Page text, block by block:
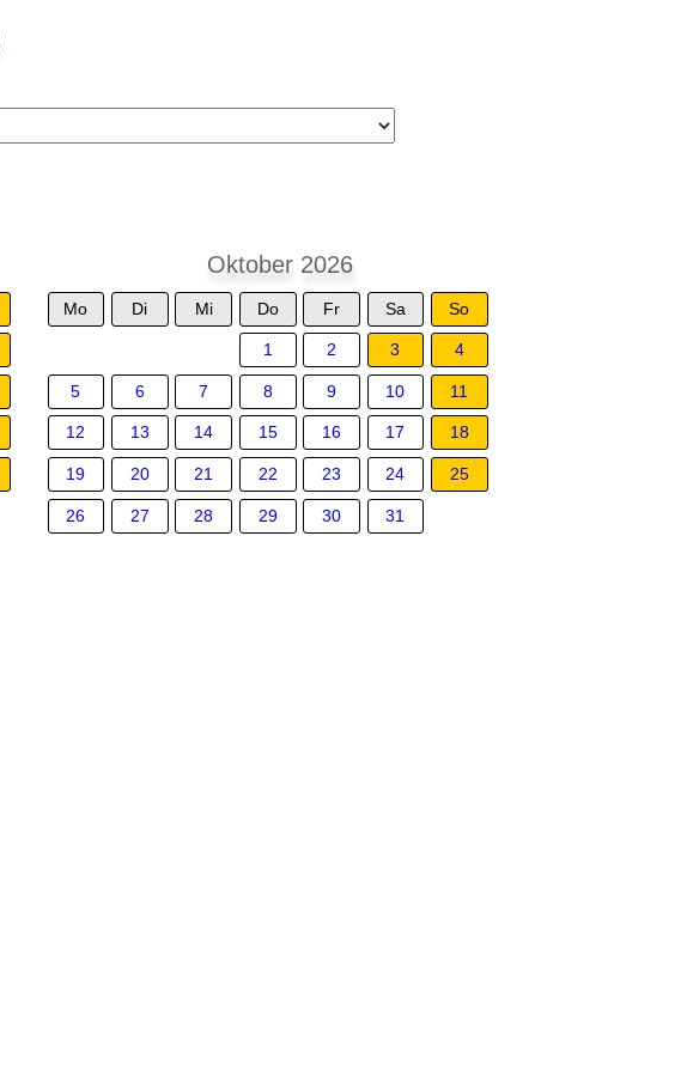
Oktober 2026
Mo Di Mi Do Fr Sa So
1 2 3 4
5 6 7 8 9 10 11
12 13 14 15 16 17 18
19 20 21 22 23 24 25
26 27 28 29 30 31